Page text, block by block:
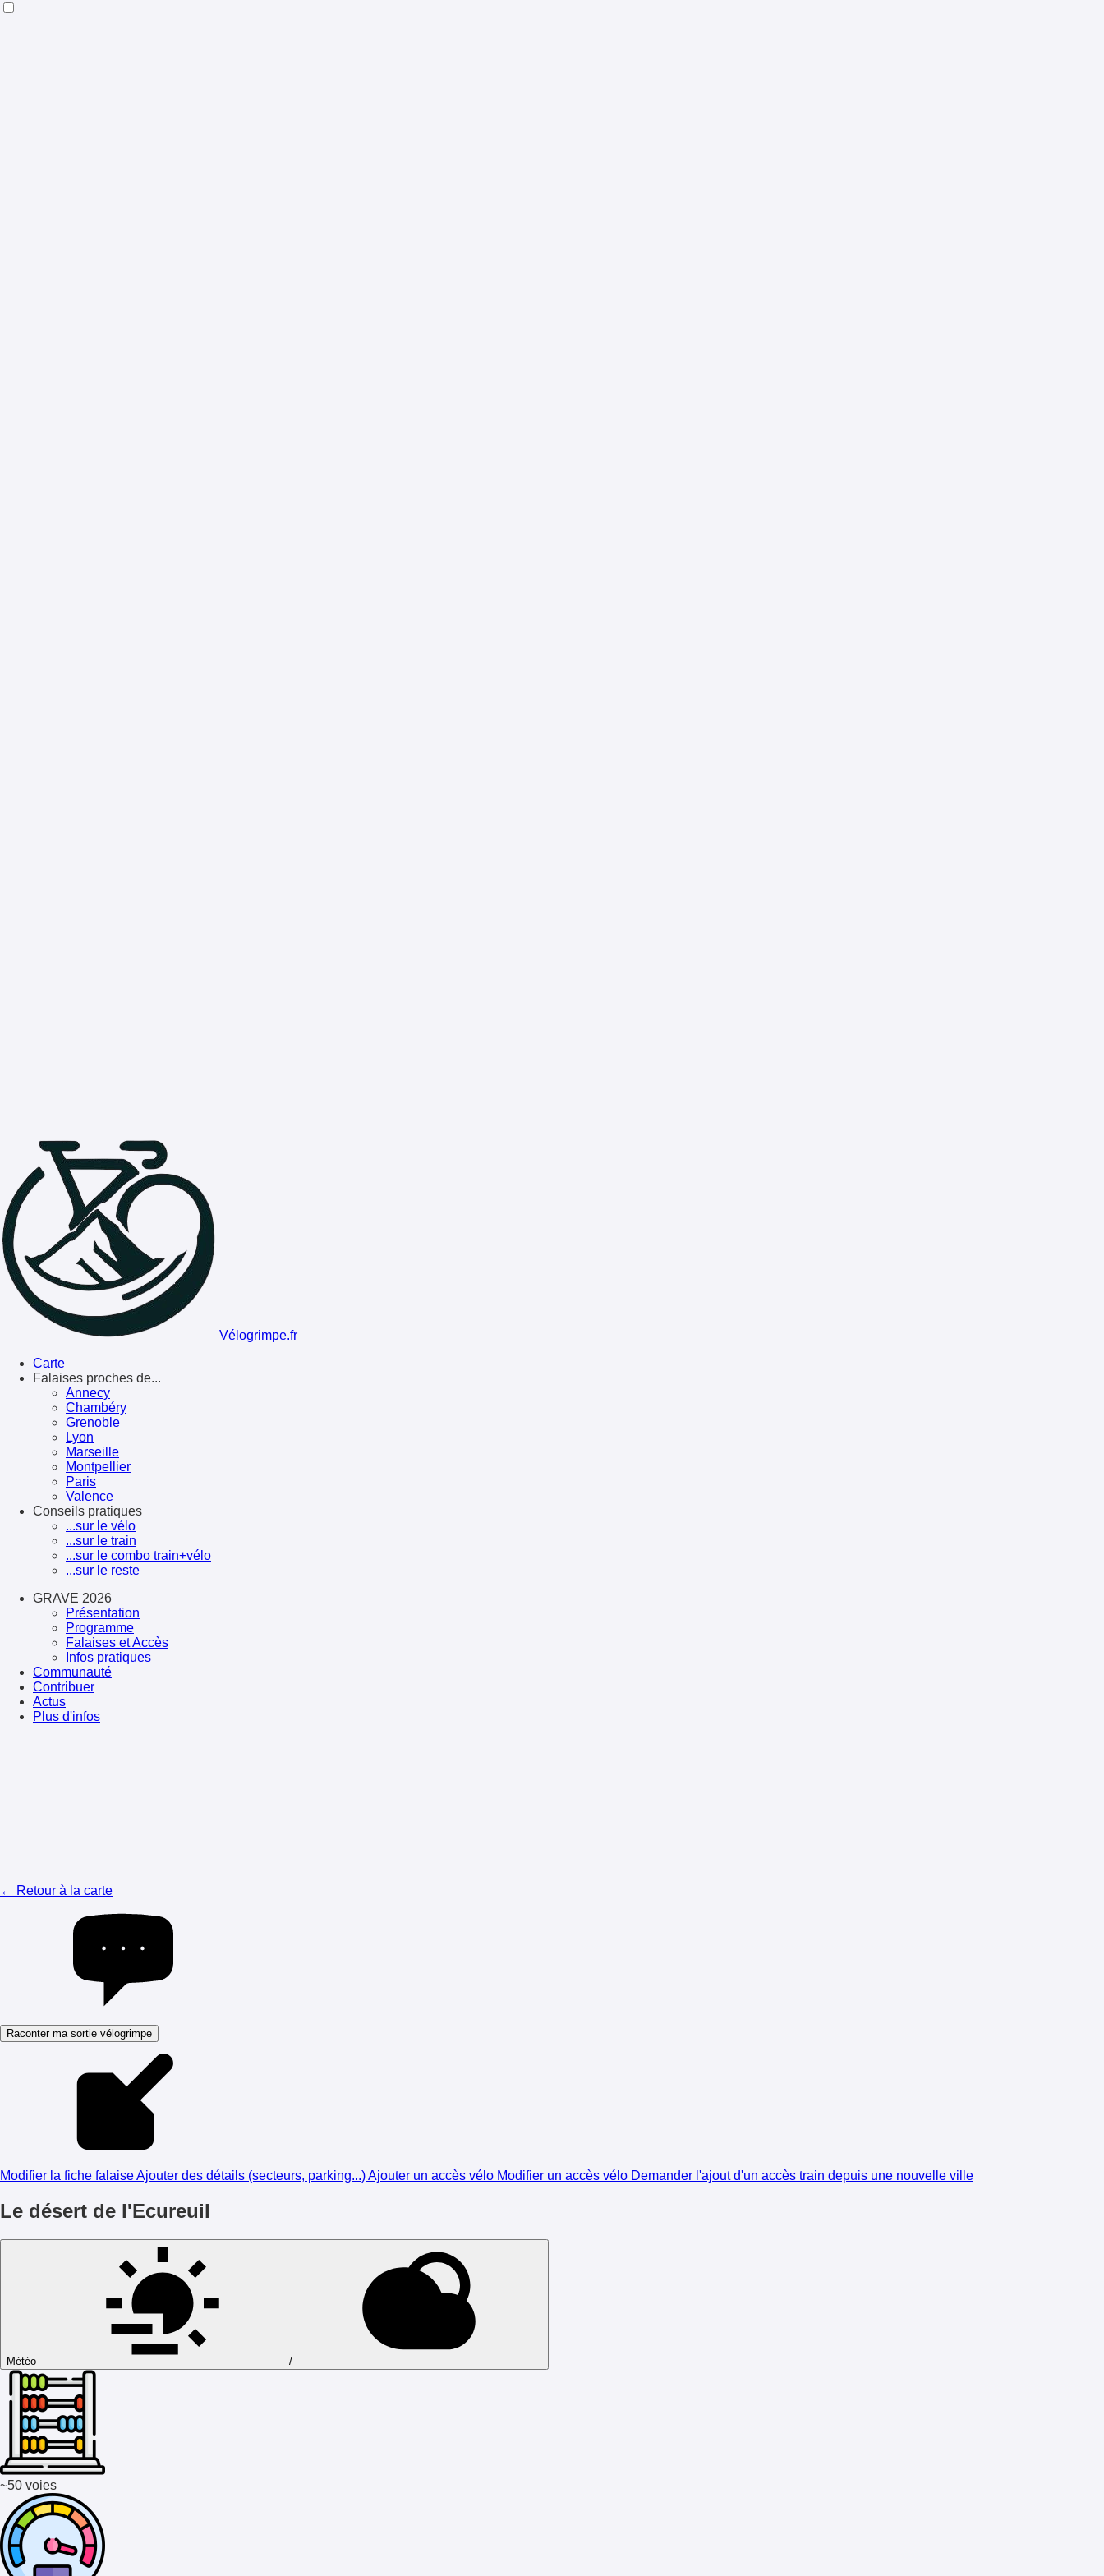
Vélogrimpe.fr
Carte
Falaises proches de...
Annecy
Chambéry
Grenoble
Lyon
Marseille
Montpellier
Paris
Valence
Conseils pratiques
...sur le vélo
...sur le train
...sur le combo train+vélo
...sur le reste
GRAVE 2026
Présentation
Programme
Falaises et Accès
Infos pratiques
Communauté
Contribuer
Actus
Plus d'infos
← Retour à la carte
Raconter ma sortie vélogrimpe
Modifier la fiche falaiseAjouter des détails (secteurs, parking...)Ajouter un accès vélo Modifier un accès vélo Demander l'ajout d'un accès train depuis une nouvelle ville
Le désert de l'Ecureuil
Météo /
~50 voies